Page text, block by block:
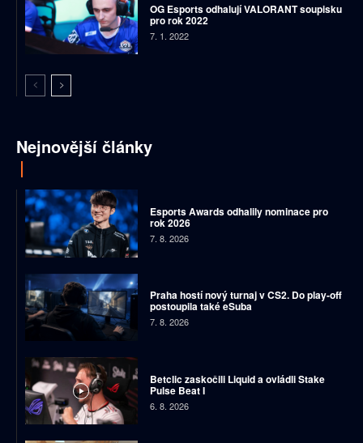
OG Esports odhalují VALORANT soupisku
pro rok 2022
7. 1. 2022
Nejnovější články
Esports Awards odhalily nominace pro
rok 2026
7. 8. 2026
Praha hostí nový turnaj v CS2. Do play-off
postoupila také eSuba
7. 8. 2026
Betclic zaskočili Liquid a ovládli Stake
Pulse Beat I
6. 8. 2026